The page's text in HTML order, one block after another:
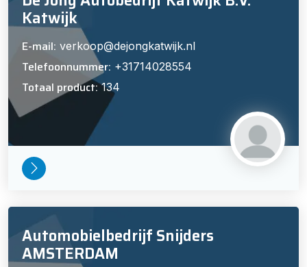
Katwijk
E-mail: verkoop@dejongkatwijk.nl
Telefoonnummer: +31714028554
Totaal product:134
Automobielbedrijf Snijders
AMSTERDAM